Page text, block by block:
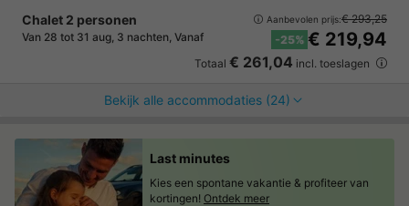
Chalet 2 personen
Van 28 tot 31 aug, 3 nachten, Vanaf
Aanbevolen prijs:€ 293,25
-25% € 219,94
Totaal € 261,04 incl. toeslagen
Bekijk alle accommodaties (24)
Last minutes
Kies een spontane vakantie & profiteer van
kortingen! Ontdek meer